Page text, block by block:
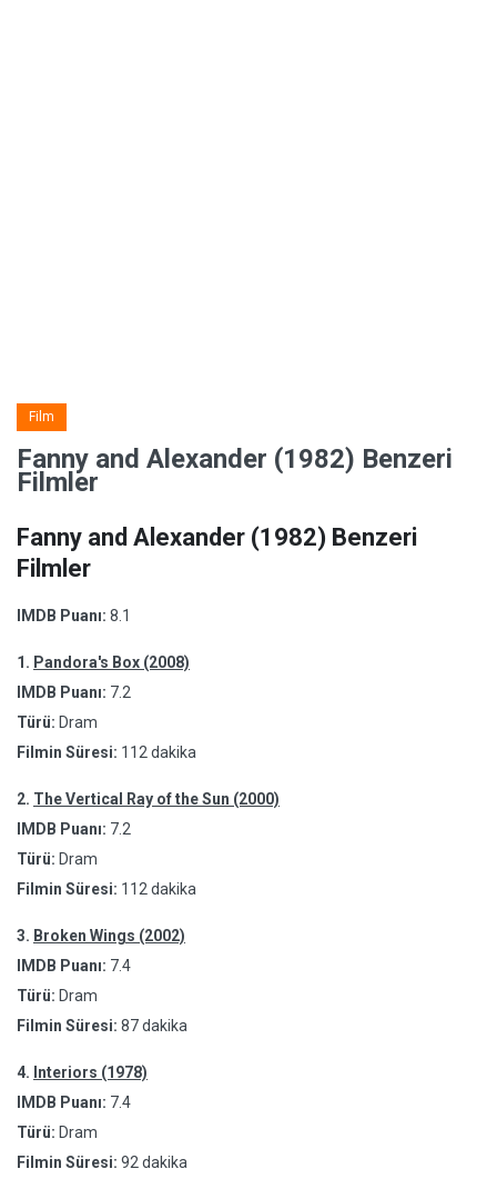
Film
Fanny and Alexander (1982) Benzeri
Filmler
Fanny and Alexander (1982) Benzeri
Filmler
IMDB Puanı: 8.1
1. Pandora's Box (2008)
IMDB Puanı: 7.2
Türü: Dram
Filmin Süresi: 112 dakika
2. The Vertical Ray of the Sun (2000)
IMDB Puanı: 7.2
Türü: Dram
Filmin Süresi: 112 dakika
3. Broken Wings (2002)
IMDB Puanı: 7.4
Türü: Dram
Filmin Süresi: 87 dakika
4. Interiors (1978)
IMDB Puanı: 7.4
Türü: Dram
Filmin Süresi: 92 dakika